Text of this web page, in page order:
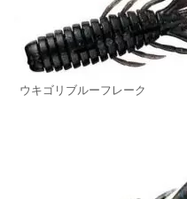
ウキゴリブルーフレーク